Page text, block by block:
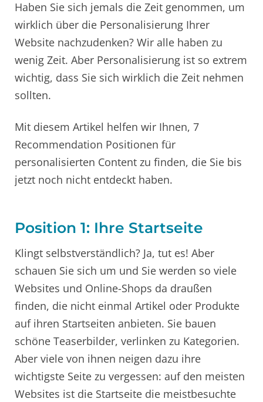
Haben Sie sich jemals die Zeit genommen, um
wirklich über die Personalisierung Ihrer
Website nachzudenken? Wir alle haben zu
wenig Zeit. Aber Personalisierung ist so extrem
wichtig, dass Sie sich wirklich die Zeit nehmen
sollten.
Mit diesem Artikel helfen wir Ihnen, 7
Recommendation Positionen für
personalisierten Content zu finden, die Sie bis
jetzt noch nicht entdeckt haben.
Position 1: Ihre Startseite
Klingt selbstverständlich? Ja, tut es! Aber
schauen Sie sich um und Sie werden so viele
Websites und Online-Shops da draußen
finden, die nicht einmal Artikel oder Produkte
auf ihren Startseiten anbieten. Sie bauen
schöne Teaserbilder, verlinken zu Kategorien.
Aber viele von ihnen neigen dazu ihre
wichtigste Seite zu vergessen: auf den meisten
Websites ist die Startseite die meistbesuchte